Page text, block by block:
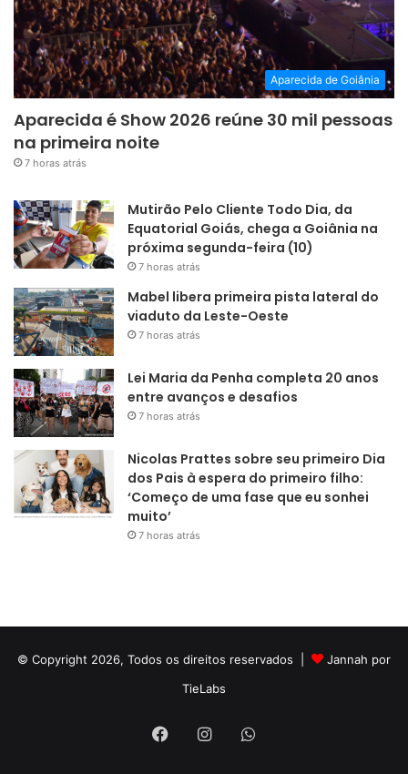
Aparecida de Goiânia
Aparecida é Show 2026 reúne 30 mil pessoas
na primeira noite
7 horas atrás
Mutirão Pelo Cliente Todo Dia, da
Equatorial Goiás, chega a Goiânia na
próxima segunda-feira (10)
7 horas atrás
Mabel libera primeira pista lateral do
viaduto da Leste-Oeste
7 horas atrás
Lei Maria da Penha completa 20 anos
entre avanços e desafios
7 horas atrás
Nicolas Prattes sobre seu primeiro Dia
dos Pais à espera do primeiro filho:
‘Começo de uma fase que eu sonhei
muito’
7 horas atrás
© Copyright 2026, Todos os direitos reservados |
Jannah por
TieLabs
FacebookInstagramWhatsApp